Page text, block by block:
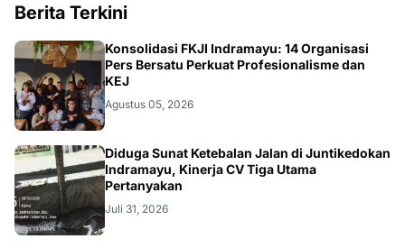
Berita Terkini
Konsolidasi FKJI Indramayu: 14 Organisasi
Pers Bersatu Perkuat Profesionalisme dan
KEJ
Agustus 05, 2026
KRIMINAL
Diduga Sunat Ketebalan Jalan di Juntikedokan
Indramayu, Kinerja CV Tiga Utama
Pertanyakan
Juli 31, 2026